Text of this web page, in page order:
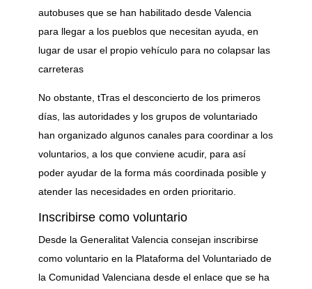
autobuses que se han habilitado desde Valencia
para llegar a los pueblos que necesitan ayuda, en
lugar de usar el propio vehículo para no colapsar las
carreteras
No obstante, tTras el desconcierto de los primeros
días, las autoridades y los grupos de voluntariado
han organizado algunos canales para coordinar a los
voluntarios, a los que conviene acudir, para así
poder ayudar de la forma más coordinada posible y
atender las necesidades en orden prioritario.
Inscribirse como voluntario
Desde la Generalitat Valencia consejan inscribirse
como voluntario en la Plataforma del Voluntariado de
la Comunidad Valenciana desde el enlace que se ha